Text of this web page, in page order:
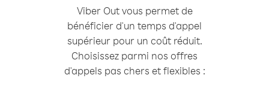
Viber Out vous permet de
bénéficier d'un temps d'appel
supérieur pour un coût réduit.
Choisissez parmi nos offres
d'appels pas chers et flexibles :